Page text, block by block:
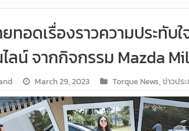
ทอดเรื่องราวความประทับ
ลน์ จากกิจกรรม Mazda
March 29, 2023 Torque News,ข่าวปร